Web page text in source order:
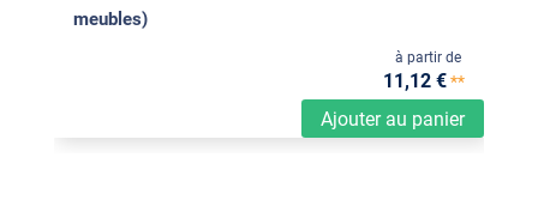
meubles)
Ajouter au panier
à partir de
11,12 €**